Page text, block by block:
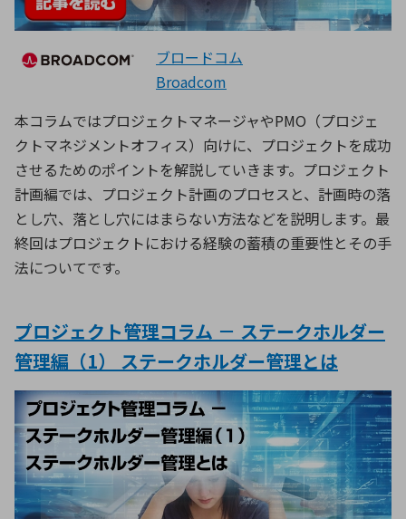
ブロードコム
Broadcom
本コラムではプロジェクトマネージャやPMO（プロジェ
クトマネジメントオフィス）向けに、プロジェクトを成功
させるためのポイントを解説していきます。プロジェクト
計画編では、プロジェクト計画のプロセスと、計画時の落
とし穴、落とし穴にはまらない方法などを説明します。最
終回はプロジェクトにおける経験の蓄積の重要性とその手
法についてです。
プロジェクト管理コラム － ステークホルダー
管理編（1） ステークホルダー管理とは